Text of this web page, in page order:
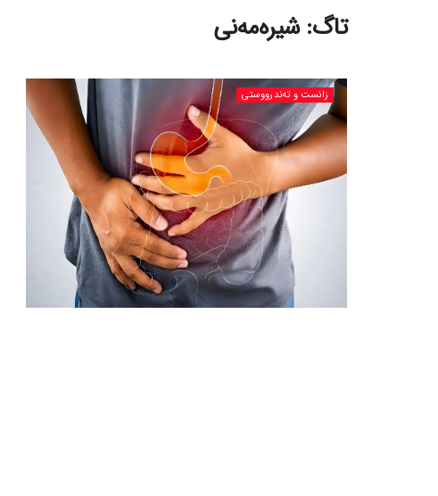
تاگ:شیرەمەنی
زانست و تەندرووستی